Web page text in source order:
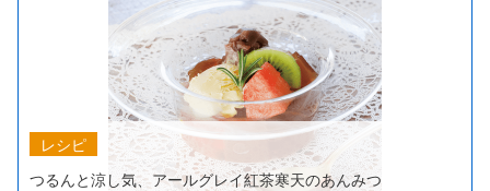
レシピ
つるんと涼し気、アールグレイ紅茶寒天のあんみつ